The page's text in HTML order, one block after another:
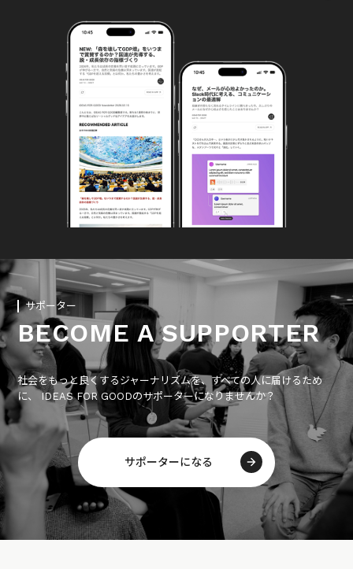
サポーター
BECOME A SUPPORTER
社会をもっと良くするジャーナリズムを、すべての人に届けるため
に、 IDEAS FOR GOODのサポーターになりませんか？
サポーターになる